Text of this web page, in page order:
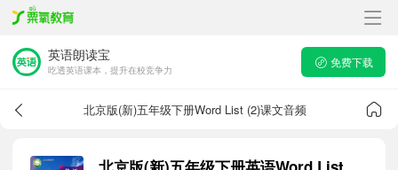
英语朗读宝
吃透英语课本，提升在校竞争力
免费下载
北京版(新)五年级下册Word List (2)课文音频